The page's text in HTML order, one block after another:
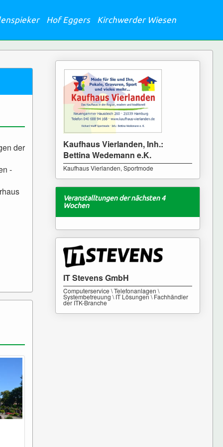
Hof Eggers Kirchwerder Wiesen
der
-
Kaufhaus Vierlanden, Inh.:
Bettina Wedemann e.K.
Kaufhaus Vierlanden, Sportmode
Veranstalltungen der nächsten 4
Wochen
IT Stevens GmbH
Computerservice \ Telefonanlagen \
Systembetreuung \ IT Lösungen \ Fachhändler
der ITK-Branche